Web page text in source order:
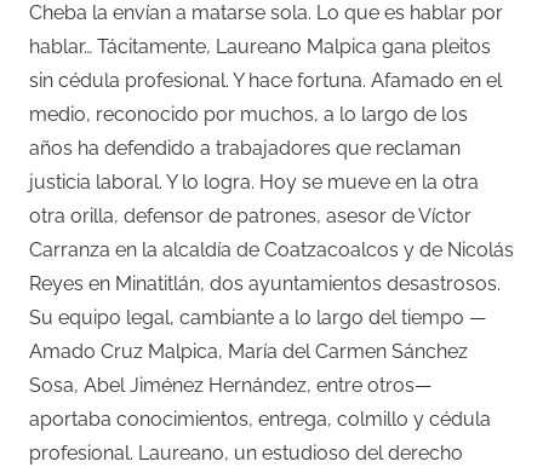
Cheba la envían a matarse sola. Lo que es hablar por
hablar… Tácitamente, Laureano Malpica gana pleitos
sin cédula profesional. Y hace fortuna. Afamado en el
medio, reconocido por muchos, a lo largo de los
años ha defendido a trabajadores que reclaman
justicia laboral. Y lo logra. Hoy se mueve en la otra
otra orilla, defensor de patrones, asesor de Víctor
Carranza en la alcaldía de Coatzacoalcos y de Nicolás
Reyes en Minatitlán, dos ayuntamientos desastrosos.
Su equipo legal, cambiante a lo largo del tiempo —
Amado Cruz Malpica, María del Carmen Sánchez
Sosa, Abel Jiménez Hernández, entre otros—
aportaba conocimientos, entrega, colmillo y cédula
profesional. Laureano, un estudioso del derecho